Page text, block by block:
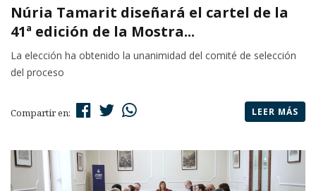
Núria Tamarit diseñará el cartel de la
41ª edición de la Mostra...
La elección ha obtenido la unanimidad del comité de selección
del proceso
Compartir en: LEER MÁS